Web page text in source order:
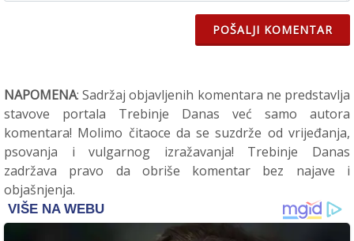
POŠALJI KOMENTAR
NAPOMENA: Sadržaj objavljenih komentara ne predstavlja
stavove portala Trebinje Danas već samo autora
komentara! Molimo čitaoce da se suzdrže od vrijeđanja,
psovanja i vulgarnog izražavanja! Trebinje Danas
zadržava pravo da obriše komentar bez najave i
objašnjenja.